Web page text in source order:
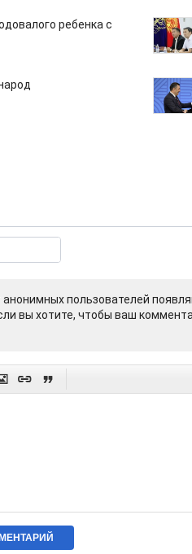
ребенка с
пользователей
вы хотите, чтобы ваш
 